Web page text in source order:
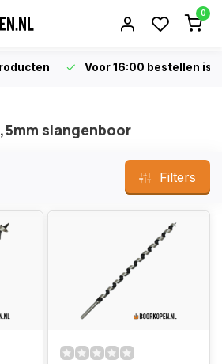
0
Voor 16:00 bestellen is
slangenboor
Filters